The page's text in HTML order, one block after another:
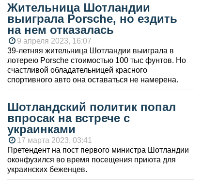
Жительница Шотландии
выиграла Porsche, но ездить
на нем отказалась
9 апреля 2023, 16:07
39-летняя жительница Шотландии выиграла в
лотерею Porsche стоимостью 100 тыс фунтов. Но
счастливой обладательницей красного
спортивного авто она оставаться не намерена.
Шотландский политик попал
впросак на встрече с
украинками
17 марта 2023, 03:41
Претендент на пост первого министра Шотландии
оконфузился во время посещения приюта для
украинских беженцев.